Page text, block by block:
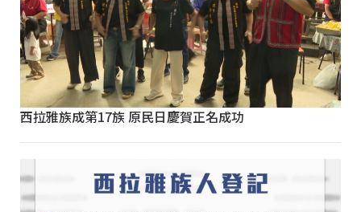
西拉雅族成第17族 原民日慶賀正名成功